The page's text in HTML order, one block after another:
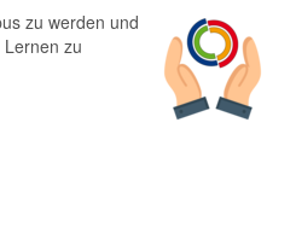
zu werden und
zu